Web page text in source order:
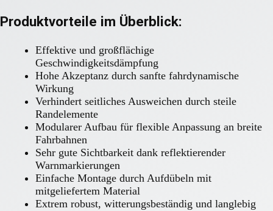
Produktvorteile im Überblick:
Effektive und großflächige
Geschwindigkeitsdämpfung
Hohe Akzeptanz durch sanfte fahrdynamische
Wirkung
Verhindert seitliches Ausweichen durch steile
Randelemente
Modularer Aufbau für flexible Anpassung an breite
Fahrbahnen
Sehr gute Sichtbarkeit dank reflektierender
Warnmarkierungen
Einfache Montage durch Aufdübeln mit
mitgeliefertem Material
Extrem robust, witterungsbeständig und langlebig